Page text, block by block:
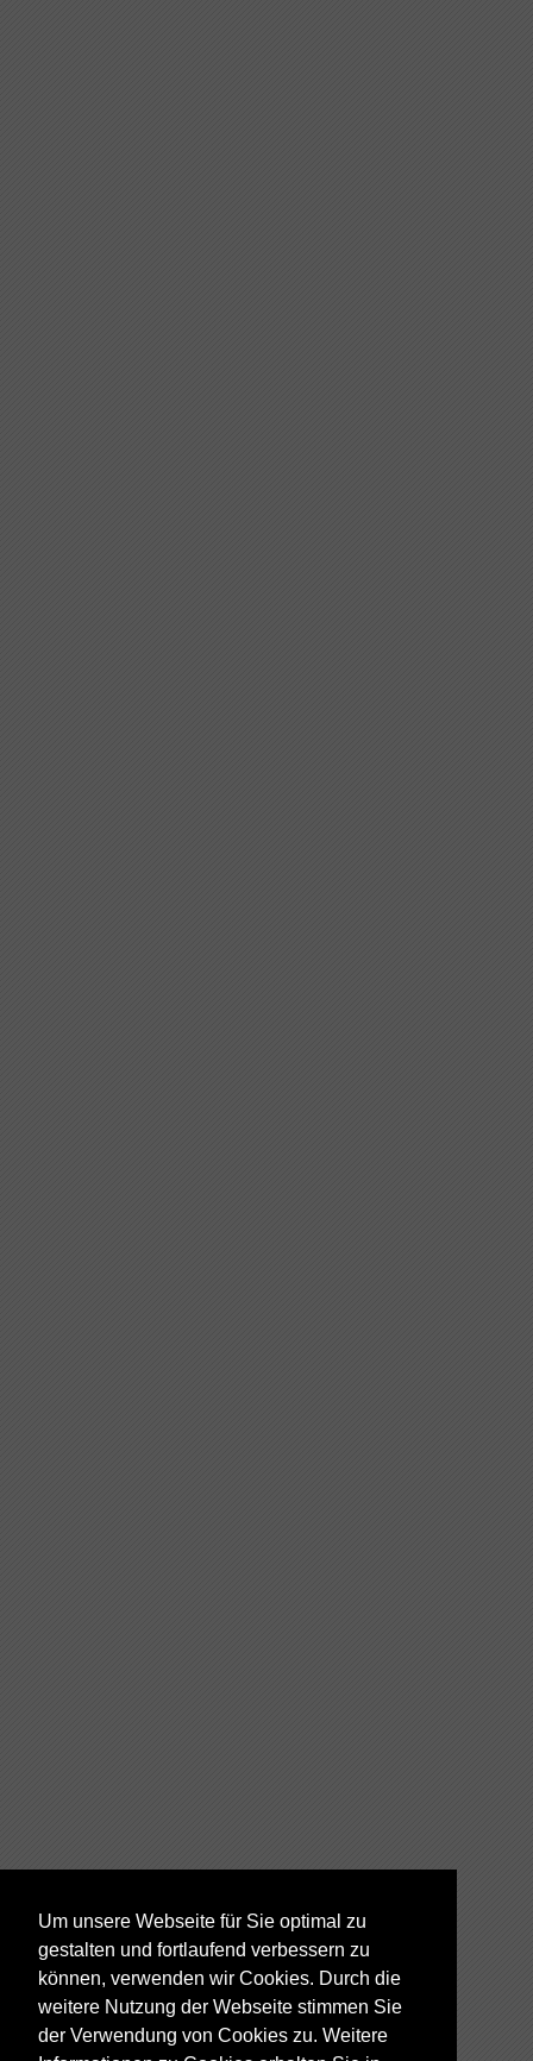
Um unsere Webseite für Sie optimal zu
gestalten und fortlaufend verbessern zu
können, verwenden wir Cookies. Durch die
weitere Nutzung der Webseite stimmen Sie
der Verwendung von Cookies zu. Weitere